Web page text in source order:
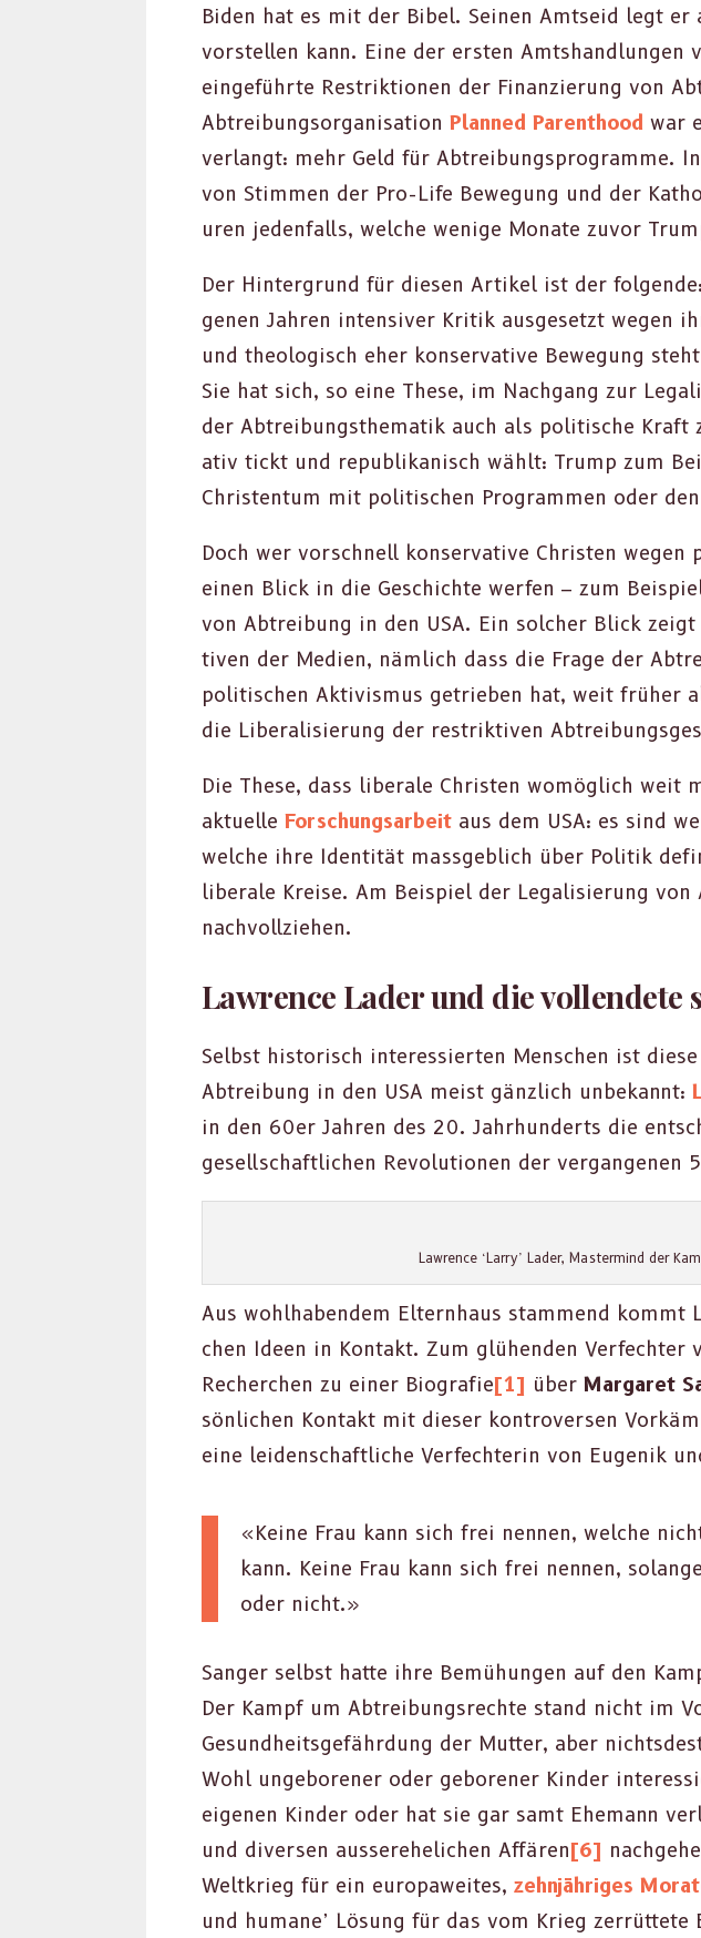
Biden hat es mit der Bibel. Seinen Amt­seid legt er
vorstellen kann. Eine der ersten Amt­shand­lun­gen
einge­führte Restrik­tio­nen der Finanzierung von
Abtrei­bung­sor­gan­i­sa­tion Planned Par­ent­hood war
ver­langt: mehr Geld für Abtrei­bung­spro­gramme.
von Stim­men der Pro-Life Bewe­gung und der
uren jeden­falls, welche wenige Monate zuvor
Der Hin­ter­grund für diesen Artikel ist der
genen Jahren inten­siv­er Kri­tik aus­ge­set­zt wegen
und the­ol­o­gisch eher kon­ser­v­a­tive Bewe­gung
Sie hat sich, so eine These, im Nach­gang zur
der Abtrei­bungs­the­matik auch als poli­tis­che
a­tiv tickt und repub­likanisch wählt: Trump zum
Chris­ten­tum mit poli­tis­chen Pro­gram­men oder
Doch wer vorschnell kon­ser­v­a­tive Chris­ten
einen Blick in die Geschichte wer­fen – zum
von Abtrei­bung in den USA. Ein solch­er Blick
tiv­en der Medi­en, näm­lich dass die Frage der
poli­tis­chen Aktivis­mus getrieben hat, weit früher
die Lib­er­al­isierung der restrik­tiv­en
Die These, dass lib­erale Chris­ten wom­öglich
aktuelle Forschungsar­beit aus dem USA: es sind
welche ihre Iden­tität mass­ge­blich über Poli­tik
lib­erale Kreise. Am Beispiel der Legal­isierung
nachvol­lziehen.
Lawrence Lader und die vollendete
Selb­st his­torisch inter­essierten Men­schen ist
Abtrei­bung in den USA meist gän­zlich unbekan­nt:
in den 60er Jahren des 20. Jahrhun­derts die
gesellschaftlichen Rev­o­lu­tio­nen der ver­gan­genen
Lawrence ‘Lar­ry’ Lad­er, Mas­ter­mind der
Aus wohlhaben­dem Eltern­haus stam­mend
chen Ideen in Kon­takt. Zum glühen­den
Recherchen zu ein­er Biografie[1] über Mar­garet
sön­lichen Kon­takt mit dieser kon­tro­ver­sen
eine lei­den­schaftliche Ver­fech­terin von Eugenik
«Keine Frau kann sich frei nen­nen, welche
kann. Keine Frau kann sich frei nen­nen,
oder nicht.»
Sanger selb­st hat­te ihre Bemühun­gen auf den
Der Kampf um Abtrei­bungsrechte stand nicht im
Gesund­heits­ge­fährdung der Mut­ter, aber
Wohl unge­boren­er oder geboren­er Kinder
eige­nen Kinder oder hat sie gar samt Ehe­mann
und diversen aussere­he­lichen Affären[6]
Weltkrieg für ein europaweites, zehn­jähriges
und humane’ Lösung für das vom Krieg zer­rüt­tete